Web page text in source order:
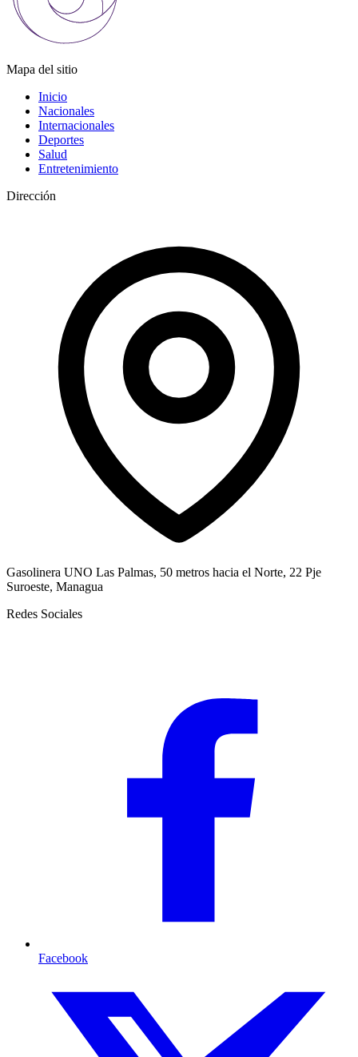
Mapa del sitio
Inicio
Nacionales
Internacionales
Deportes
Salud
Entretenimiento
Dirección
Gasolinera UNO Las Palmas, 50 metros hacia el Norte, 22 Pje
Suroeste, Managua
Redes Sociales
Facebook